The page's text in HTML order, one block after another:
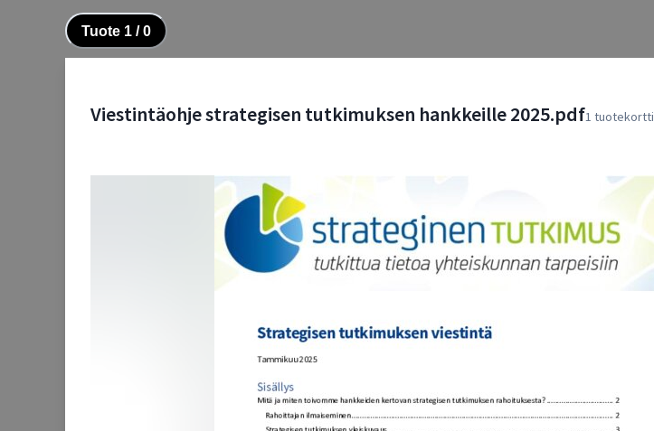
Tuote 1 /0
Viestintäohje strategisen tutkimuksen hankkeille 2025.pdf1 tuotekortti